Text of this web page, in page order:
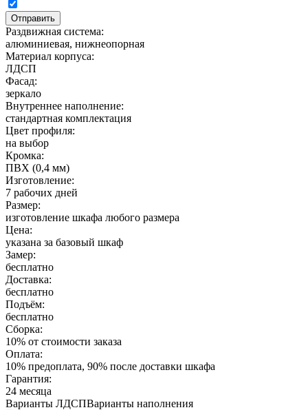
Раздвижная система:
алюминиевая, нижнеопорная
Материал корпуса:
ЛДСП
Фасад:
зеркало
Внутреннее наполнение:
стандартная комплектация
Цвет профиля:
на выбор
Кромка:
ПВХ (0,4 мм)
Изготовление:
7 рабочих дней
Размер:
изготовление шкафа любого размера
Цена:
указана за базовый шкаф
Замер:
бесплатно
Доставка:
бесплатно
Подъём:
бесплатно
Сборка:
10% от стоимости заказа
Оплата:
10% предоплата, 90% после доставки шкафа
Гарантия:
24 месяца
Варианты ЛДСПВарианты наполнения